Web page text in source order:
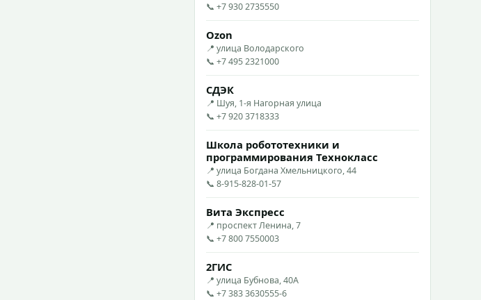
📞 +7 930 2735550
Ozon
📍 улица Володарского
📞 +7 495 2321000
СДЭК
📍 Шуя, 1-я Нагорная улица
📞 +7 920 3718333
Школа робототехники и
программирования Технокласс
📍 улица Богдана Хмельницкого, 44
📞 8-915-828-01-57
Вита Экспресс
📍 проспект Ленина, 7
📞 +7 800 7550003
2ГИС
📍 улица Бубнова, 40А
📞 +7 383 3630555-6